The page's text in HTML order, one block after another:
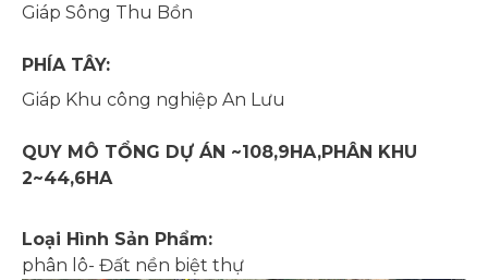
Giáp Sông Thu Bồn
PHÍA TÂY:
Giáp Khu công nghiệp An Lưu
QUY MÔ TỔNG DỰ ÁN ~108,9HA,PHÂN KHU
2~44,6HA
Loại Hình Sản Phẩm:
phân lô- Đất nền biệt thự